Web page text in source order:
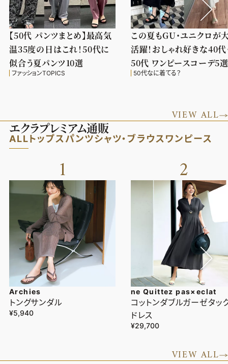
【50代 パンツまとめ】最高気
温35度の日はこれ！50代に
似合う夏パンツ10選
ファッションTOPICS
この夏もGU・ユニクロが
活躍！おしゃれ好きな40代
50代 ワンピースコーデ5
50代なに着てる？
VIEW ALL
エクラプレミアム通販
ALLトップスパンツシャツ・ブラウスワンピース
1
Archies
トングサンダル
¥5,940
2
ne Quittez pas×eclat
コットンダブルガーゼタッ
ドレス
¥29,700
VIEW ALL